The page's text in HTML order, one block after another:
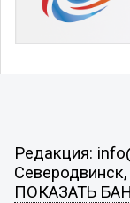
Редакция:
ПОКАЗАТЬ